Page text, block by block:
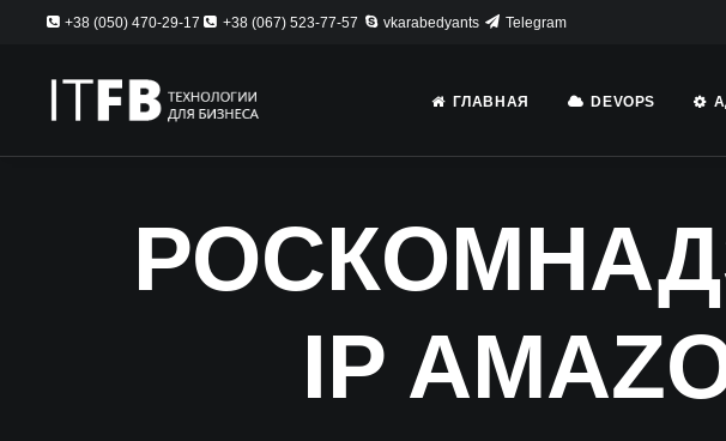
+38 (050) 470-29-17 +38 (067) 523-77-57 vkarabedyants Telegram
ГЛАВНАЯ DEVOPS
IP